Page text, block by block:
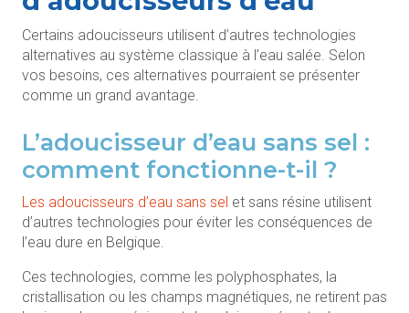
Certains adoucisseurs utilisent d’autres technologies
alternatives au système classique à l’eau salée. Selon
vos besoins, ces alternatives pourraient se présenter
comme un grand avantage.
L’adoucisseur d’eau sans sel :
comment fonctionne-t-il ?
Les adoucisseurs d’eau sans sel et sans résine utilisent
d’autres technologies pour éviter les conséquences de
l’eau dure en Belgique.
Ces technologies, comme les polyphosphates, la
cristallisation ou les champs magnétiques, ne retirent pas